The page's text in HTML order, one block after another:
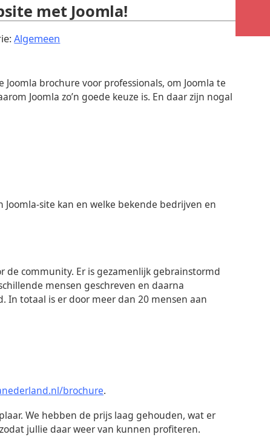
Algemeen
met Joomla!
brochure voor professionals, om Joomla te
Joomla zo’n goede keuze is. En daar zijn nogal
site kan en welke bekende bedrijven en
de community. Er is gezamenlijk gebrainstormd
mensen geschreven en daarna
totaal is er door meer dan 20 mensen aan
brochure.
We hebben de prijs laag gehouden, wat er
jullie daar weer van kunnen profiteren.